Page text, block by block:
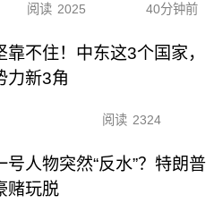
阅读 2025 40分钟前
靠不住！中东这3个国家，
力新3角
阅读 2324
号人物突然“反水”？特朗普
赌玩脱